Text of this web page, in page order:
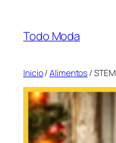
contenido
Todo Moda
Inicio/Alimentos /